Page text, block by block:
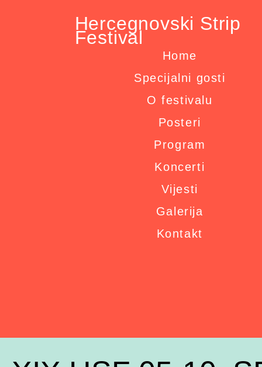
Hercegnovski Strip
Festival
Home
Specijalni gosti
O festivalu
Posteri
Program
Koncerti
Vijesti
Galerija
Kontakt